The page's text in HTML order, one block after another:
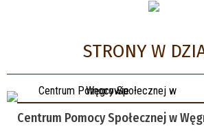
STRONY W
Centrum Pomocy Społecznej w